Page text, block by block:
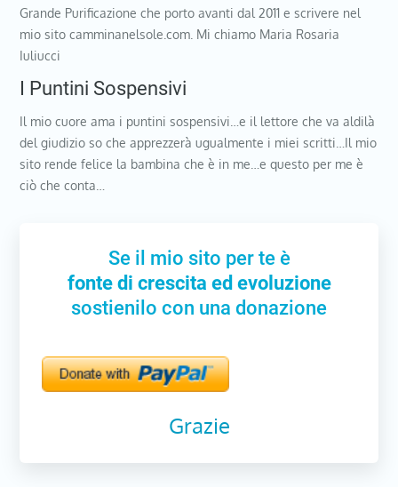
Grande Purificazione che porto avanti dal 2011 e scrivere nel
mio sito camminanelsole.com. Mi chiamo Maria Rosaria
Iuliucci
I Puntini Sospensivi
Il mio cuore ama i puntini sospensivi…e il lettore che va aldilà
del giudizio so che apprezzerà ugualmente i miei scritti…Il mio
sito rende felice la bambina che è in me…e questo per me è
ciò che conta…
Se il mio sito per te è
fonte di crescita ed evoluzione
sostienilo con una donazione
Grazie